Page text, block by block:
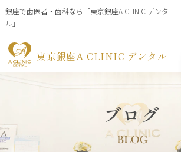
東京銀座A CLINIC デンタル
銀座で歯医者・歯科なら「東京銀座A CLINIC デンタ
ル」
ブログ
BLOG